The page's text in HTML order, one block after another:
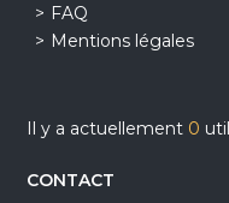
FAQ
Mentions légales
Il y a actuellement 0
CONTACT